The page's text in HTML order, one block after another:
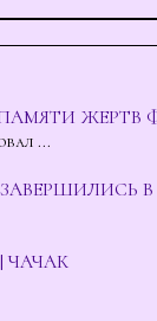
ЖЕРТВ
...
В
ЧАЧАК